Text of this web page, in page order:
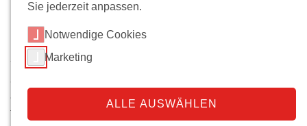
Praktika
In seltenen Fällen eröffnet sich die Möglichkeit, im
wissenschaftlichen Forschungsbereich ein Praktikum zu
den wissenschaftlichen Projekten, Konferenzen und
Tagungen. Wenn wir ein Praktikum im
Sie jederzeit anpassen.
Notwendige Cookies
Marketing
ALLE AUSWÄHLEN